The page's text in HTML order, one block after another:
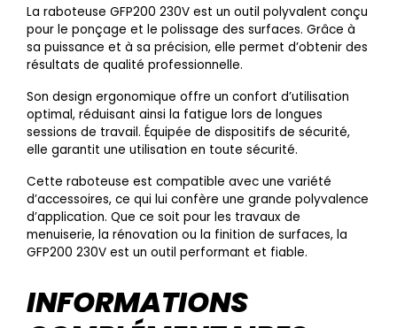
La raboteuse GFP200 230V est un outil polyvalent conçu
pour le ponçage et le polissage des surfaces. Grâce à
sa puissance et à sa précision, elle permet d’obtenir des
résultats de qualité professionnelle.
Son design ergonomique offre un confort d’utilisation
optimal, réduisant ainsi la fatigue lors de longues
sessions de travail. Équipée de dispositifs de sécurité,
elle garantit une utilisation en toute sécurité.
Cette raboteuse est compatible avec une variété
d’accessoires, ce qui lui confère une grande polyvalence
d’application. Que ce soit pour les travaux de
menuiserie, la rénovation ou la finition de surfaces, la
GFP200 230V est un outil performant et fiable.
INFORMATIONS